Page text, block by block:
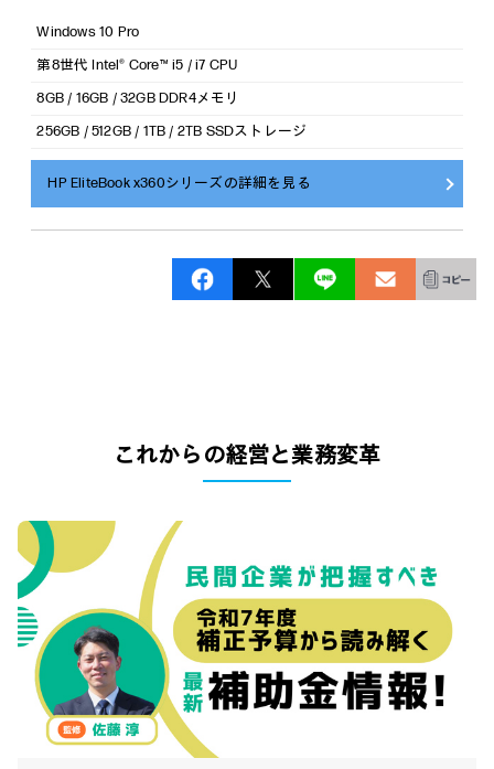
Windows 10 Pro
第8世代 Intel® Core™ i5 / i7 CPU
8GB / 16GB / 32GB DDR4メモリ
256GB / 512GB / 1TB / 2TB SSDストレージ
HP EliteBook x360シリーズの詳細を見る
これからの経営と業務変革